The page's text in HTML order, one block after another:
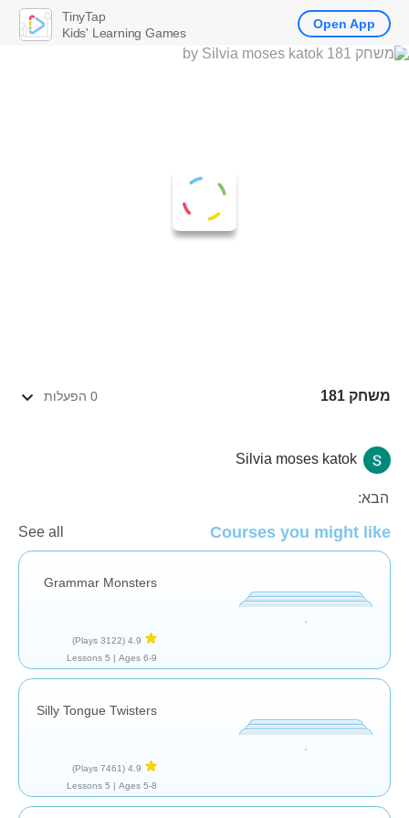
משחק 181 0 הפעלות
Silvia moses katok
הבא:
Courses you might like
See all
Grammar Monsters
4.9
(3122 Plays)
Ages 6-9 |
5 Lessons
Silly Tongue Twisters
4.9
(7461 Plays)
Ages 5-8 |
5 Lessons
TinyTap
Kids' Learning Games
Open App